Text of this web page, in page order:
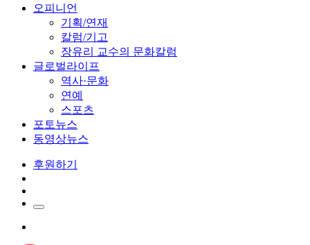
오피니언
기획/연재
칼럼/기고
장유리 교수의 문화칼럼
글로벌라이프
역사·문화
연예
스포츠
포토뉴스
동영상뉴스
후원하기